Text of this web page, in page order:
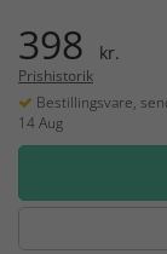
398 kr.
Prishistorik
Bestillingsvare,
14 Aug